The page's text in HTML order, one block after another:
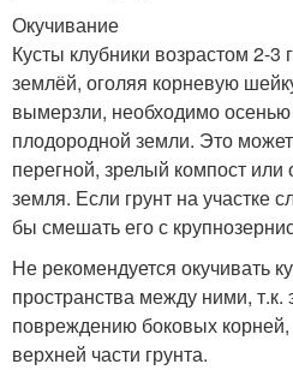
Окучивание
Кусты клубники возрастом 2-
землёй, оголяя корневую
вымерзли, необходимо
плодородной земли. Это
перегной, зрелый компост
земля. Если грунт на участке
бы смешать его с
Не рекомендуется окучивать
пространства между ними, т.к.
повреждению боковых
верхней части грунта.